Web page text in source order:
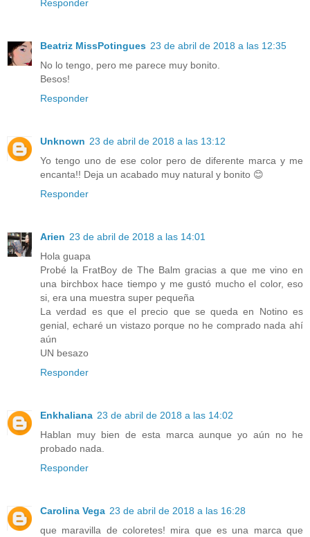
Responder
Beatriz MissPotingues 23 de abril de 2018 a las 12:35
No lo tengo, pero me parece muy bonito.
Besos!
Responder
Unknown 23 de abril de 2018 a las 13:12
Yo tengo uno de ese color pero de diferente marca y me
encanta!! Deja un acabado muy natural y bonito 😊
Responder
Arien 23 de abril de 2018 a las 14:01
Hola guapa
Probé la FratBoy de The Balm gracias a que me vino en
una birchbox hace tiempo y me gustó mucho el color, eso
si, era una muestra super pequeña
La verdad es que el precio que se queda en Notino es
genial, echaré un vistazo porque no he comprado nada ahí
aún
UN besazo
Responder
Enkhaliana 23 de abril de 2018 a las 14:02
Hablan muy bien de esta marca aunque yo aún no he
probado nada.
Responder
Carolina Vega 23 de abril de 2018 a las 16:28
que maravilla de coloretes! mira que es una marca que